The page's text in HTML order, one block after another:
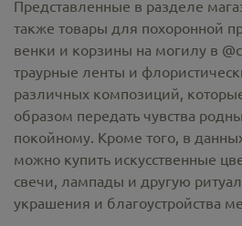
Представленные в разделе
также товары для похоронной
венки и корзины на могилу в
траурные ленты и
различных композиций,
образом передать чувства
покойному. Кроме того, в
можно купить искусственные
свечи, лампады и другую
украшения и благоустройства